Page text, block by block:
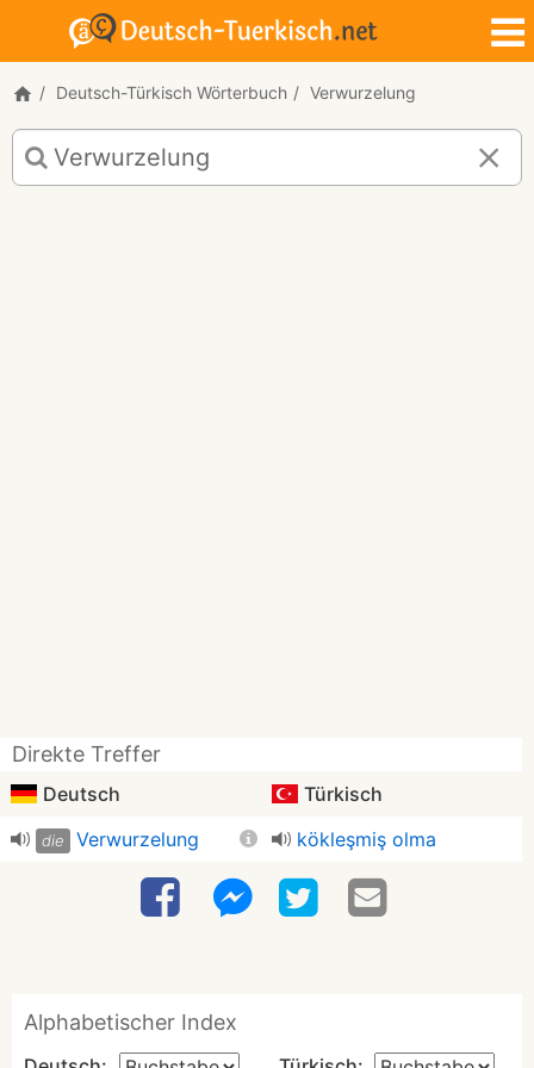
Deutsch-Türkisch Wörterbuch Verwurzelung
Deutsch-
Türkisch
Übersetzung
Direkte Treffer
Deutsch Türkisch
die Verwurzelung kökleşmiş olma
Alphabetischer Index